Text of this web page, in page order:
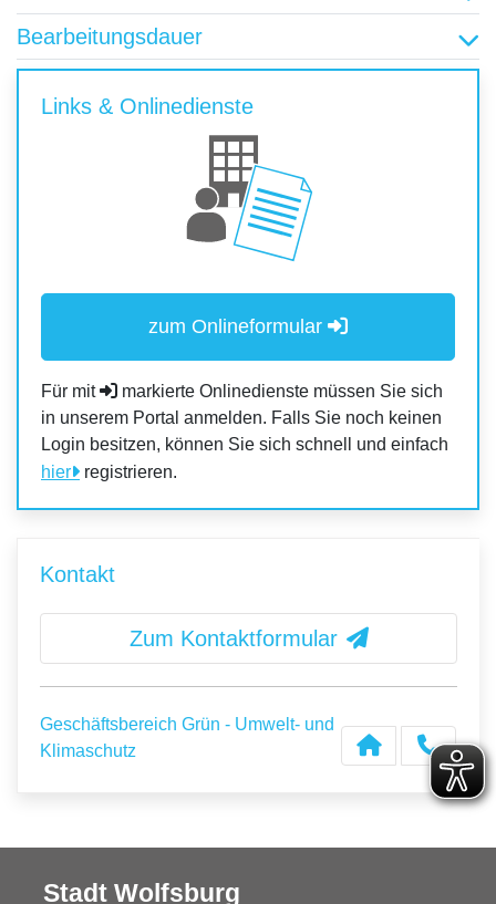
Bearbeitungsdauer
Links & Onlinedienste
zum Onlineformular
Für mit
markierte Onlinedienste müssen Sie sich
in unserem Portal anmelden. Falls Sie noch keinen
Login besitzen, können Sie sich schnell und einfach
hier
registrieren.
Kontakt
Zum Kontaktformular
Geschäftsbereich Grün - Umwelt- und
Klimaschutz
Stadt Wolfsburg